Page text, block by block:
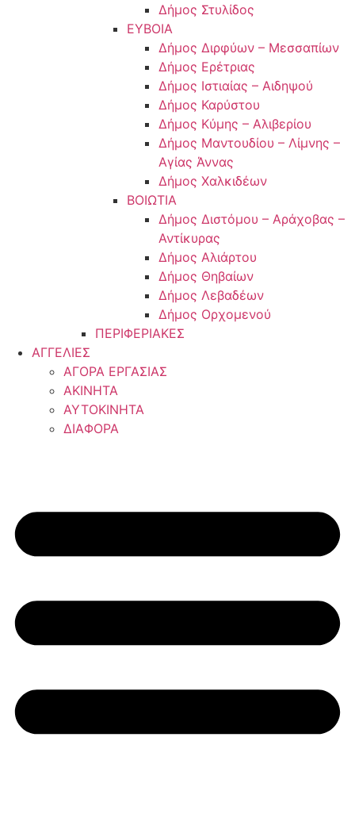
Δήμος Στυλίδος
ΕΥΒΟΙΑ
Δήμος Διρφύων – Μεσσαπίων
Δήμος Ερέτριας
Δήμος Ιστιαίας – Αιδηψού
Δήμος Καρύστου
Δήμος Κύμης – Αλιβερίου
Δήμος Μαντουδίου – Λίμνης –
Αγίας Άννας
Δήμος Χαλκιδέων
ΒΟΙΩΤΙΑ
Δήμος Διστόμου – Αράχοβας –
Αντίκυρας
Δήμος Αλιάρτου
Δήμος Θηβαίων
Δήμος Λεβαδέων
Δήμος Ορχομενού
ΠΕΡΙΦΕΡΙΑΚΕΣ
ΑΓΓΕΛΙΕΣ
ΑΓΟΡΑ ΕΡΓΑΣΙΑΣ
ΑΚΙΝΗΤΑ
ΑΥΤΟΚΙΝΗΤΑ
ΔΙΑΦΟΡΑ